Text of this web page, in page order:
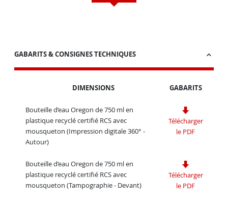
GABARITS & CONSIGNES TECHNIQUES
DIMENSIONS GABARITS
Bouteille d’eau Oregon de 750 ml en
plastique recyclé certifié RCS avec
mousqueton (Impression digitale 360° -
Autour)
Télécharger
le PDF
Bouteille d’eau Oregon de 750 ml en
plastique recyclé certifié RCS avec
mousqueton (Tampographie - Devant)
Télécharger
le PDF